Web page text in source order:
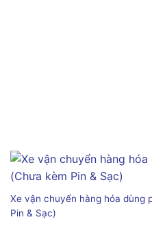
Xe vận chuyển hàng hóa dùng
Pin & Sạc)